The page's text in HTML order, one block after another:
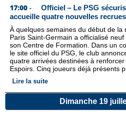
17:00 -
Officiel – Le PSG
accueille quatre nouvelles recrues
À quelques semaines du début de la
Paris Saint-Germain a officialisé
son Centre de Formation. Dans un
le site officiel du PSG, le club
quatre arrivées destinées à
Espoirs. Cinq joueurs déjà présents
Lire la suite
Dimanche 19